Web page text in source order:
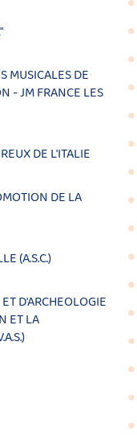
MUSICALES DE
- JM FRANCE LES
DE L'ITALIE
DE LA
(A.S.C.)
D'ARCHEOLOGIE
ET LA